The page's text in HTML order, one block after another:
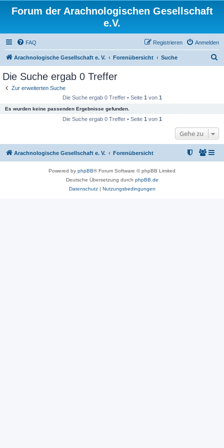
Forum der Arachnologischen Gesellschaft
e.V.
FAQ Anmelden
Registrieren
Arachnologische Gesellschaft e. V. Forenübersicht Suche
Die Suche ergab 0 Treffer
Zur erweiterten Suche
Die Suche ergab 0 Treffer • Seite 1 von 1
Es wurden keine passenden Ergebnisse gefunden.
Die Suche ergab 0 Treffer • Seite 1 von 1
Gehe zu
Arachnologische Gesellschaft e. V. Forenübersicht
Powered by phpBB® Forum Software © phpBB Limited
Deutsche Übersetzung durch phpBB.de
Datenschutz| Nutzungsbedingungen